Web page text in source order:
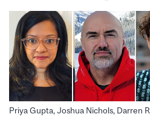
Priya Gupta, Joshua Nichols, Darren